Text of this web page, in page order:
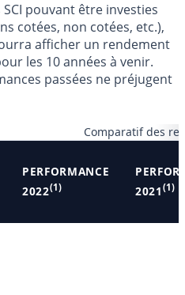
pouvant être investies
cotées, non cotées, etc.),
afficher un rendement
les 10 années à venir.
passées ne préjugent
Comparatif des
PERFORMANCE
2022(1)
2021 (1)